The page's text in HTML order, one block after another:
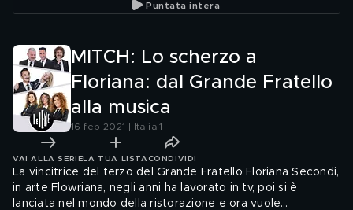
Puntata intera
MITCH: Lo scherzo a
Floriana: dal Grande Fratello
alla musica
16 feb 2021 | Italia 1
VAI ALLA SERIE LA TUA LISTA CONDIVIDI
La vincitrice del terzo del Grande Fratello Floriana Secondi,
in arte Flowriana, negli anni ha lavorato in tv, poi si è
lanciata nel mondo della ristorazione e ora vuole